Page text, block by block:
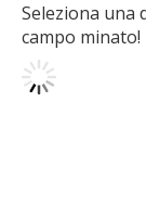
Seleziona una
campo minato!